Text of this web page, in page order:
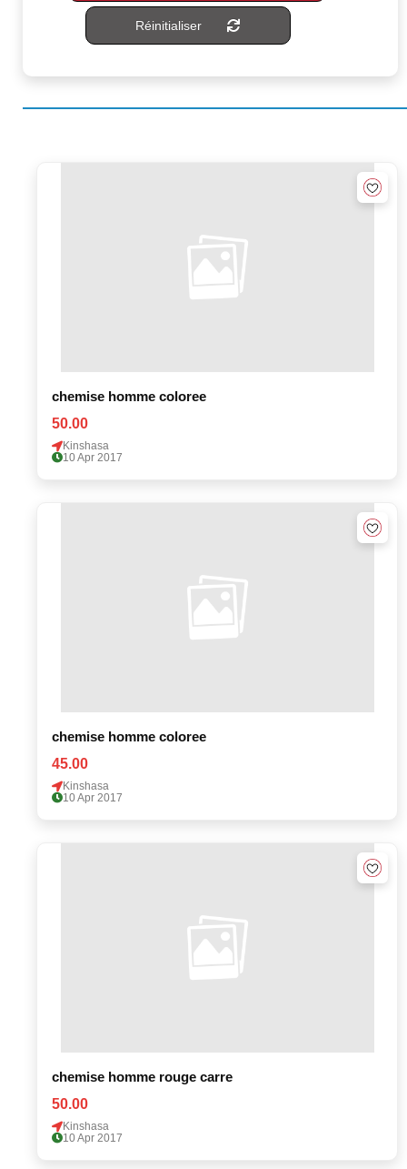
Réinitialiser
chemise homme coloree
50.00
Kinshasa
10 Apr 2017
chemise homme coloree
45.00
Kinshasa
10 Apr 2017
chemise homme rouge carre
50.00
Kinshasa
10 Apr 2017